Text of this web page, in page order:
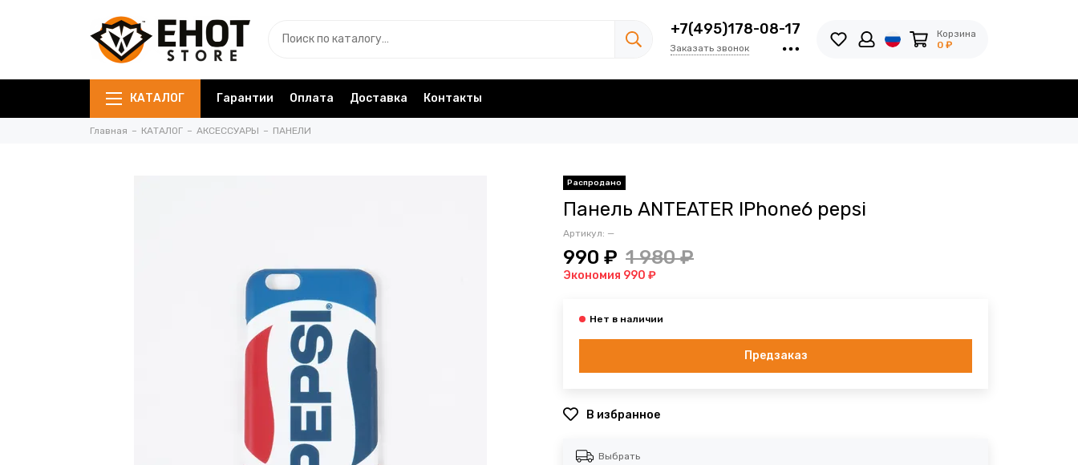
+7(495)178-08-17
Заказать звонок
Корзина
0 ₽
КАТАЛОГ Гарантии Оплата Доставка Контакты
Главная КАТАЛОГ АКСЕССУАРЫ ПАНЕЛИ
Панель ANTEATER IPhone6 pepsi
Артикул: —
990 ₽ 1 980 ₽
Экономия 990 ₽
Предзаказ
В избранное
Выбрать